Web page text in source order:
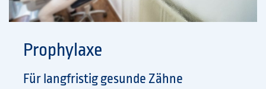
Prophylaxe
Für langfristig gesunde Zähne